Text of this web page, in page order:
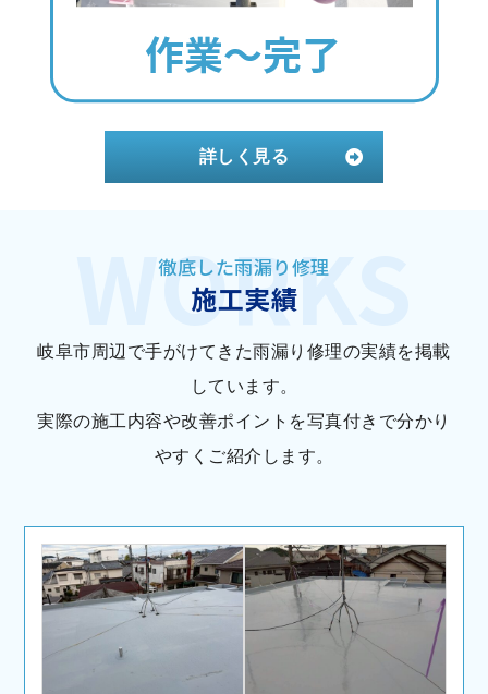
詳しく見る
徹底した雨漏り修理
施工実績
岐阜市周辺で手がけてきた雨漏り修理の実績を掲載
しています。
実際の施工内容や改善ポイントを写真付きで分かり
やすくご紹介します。